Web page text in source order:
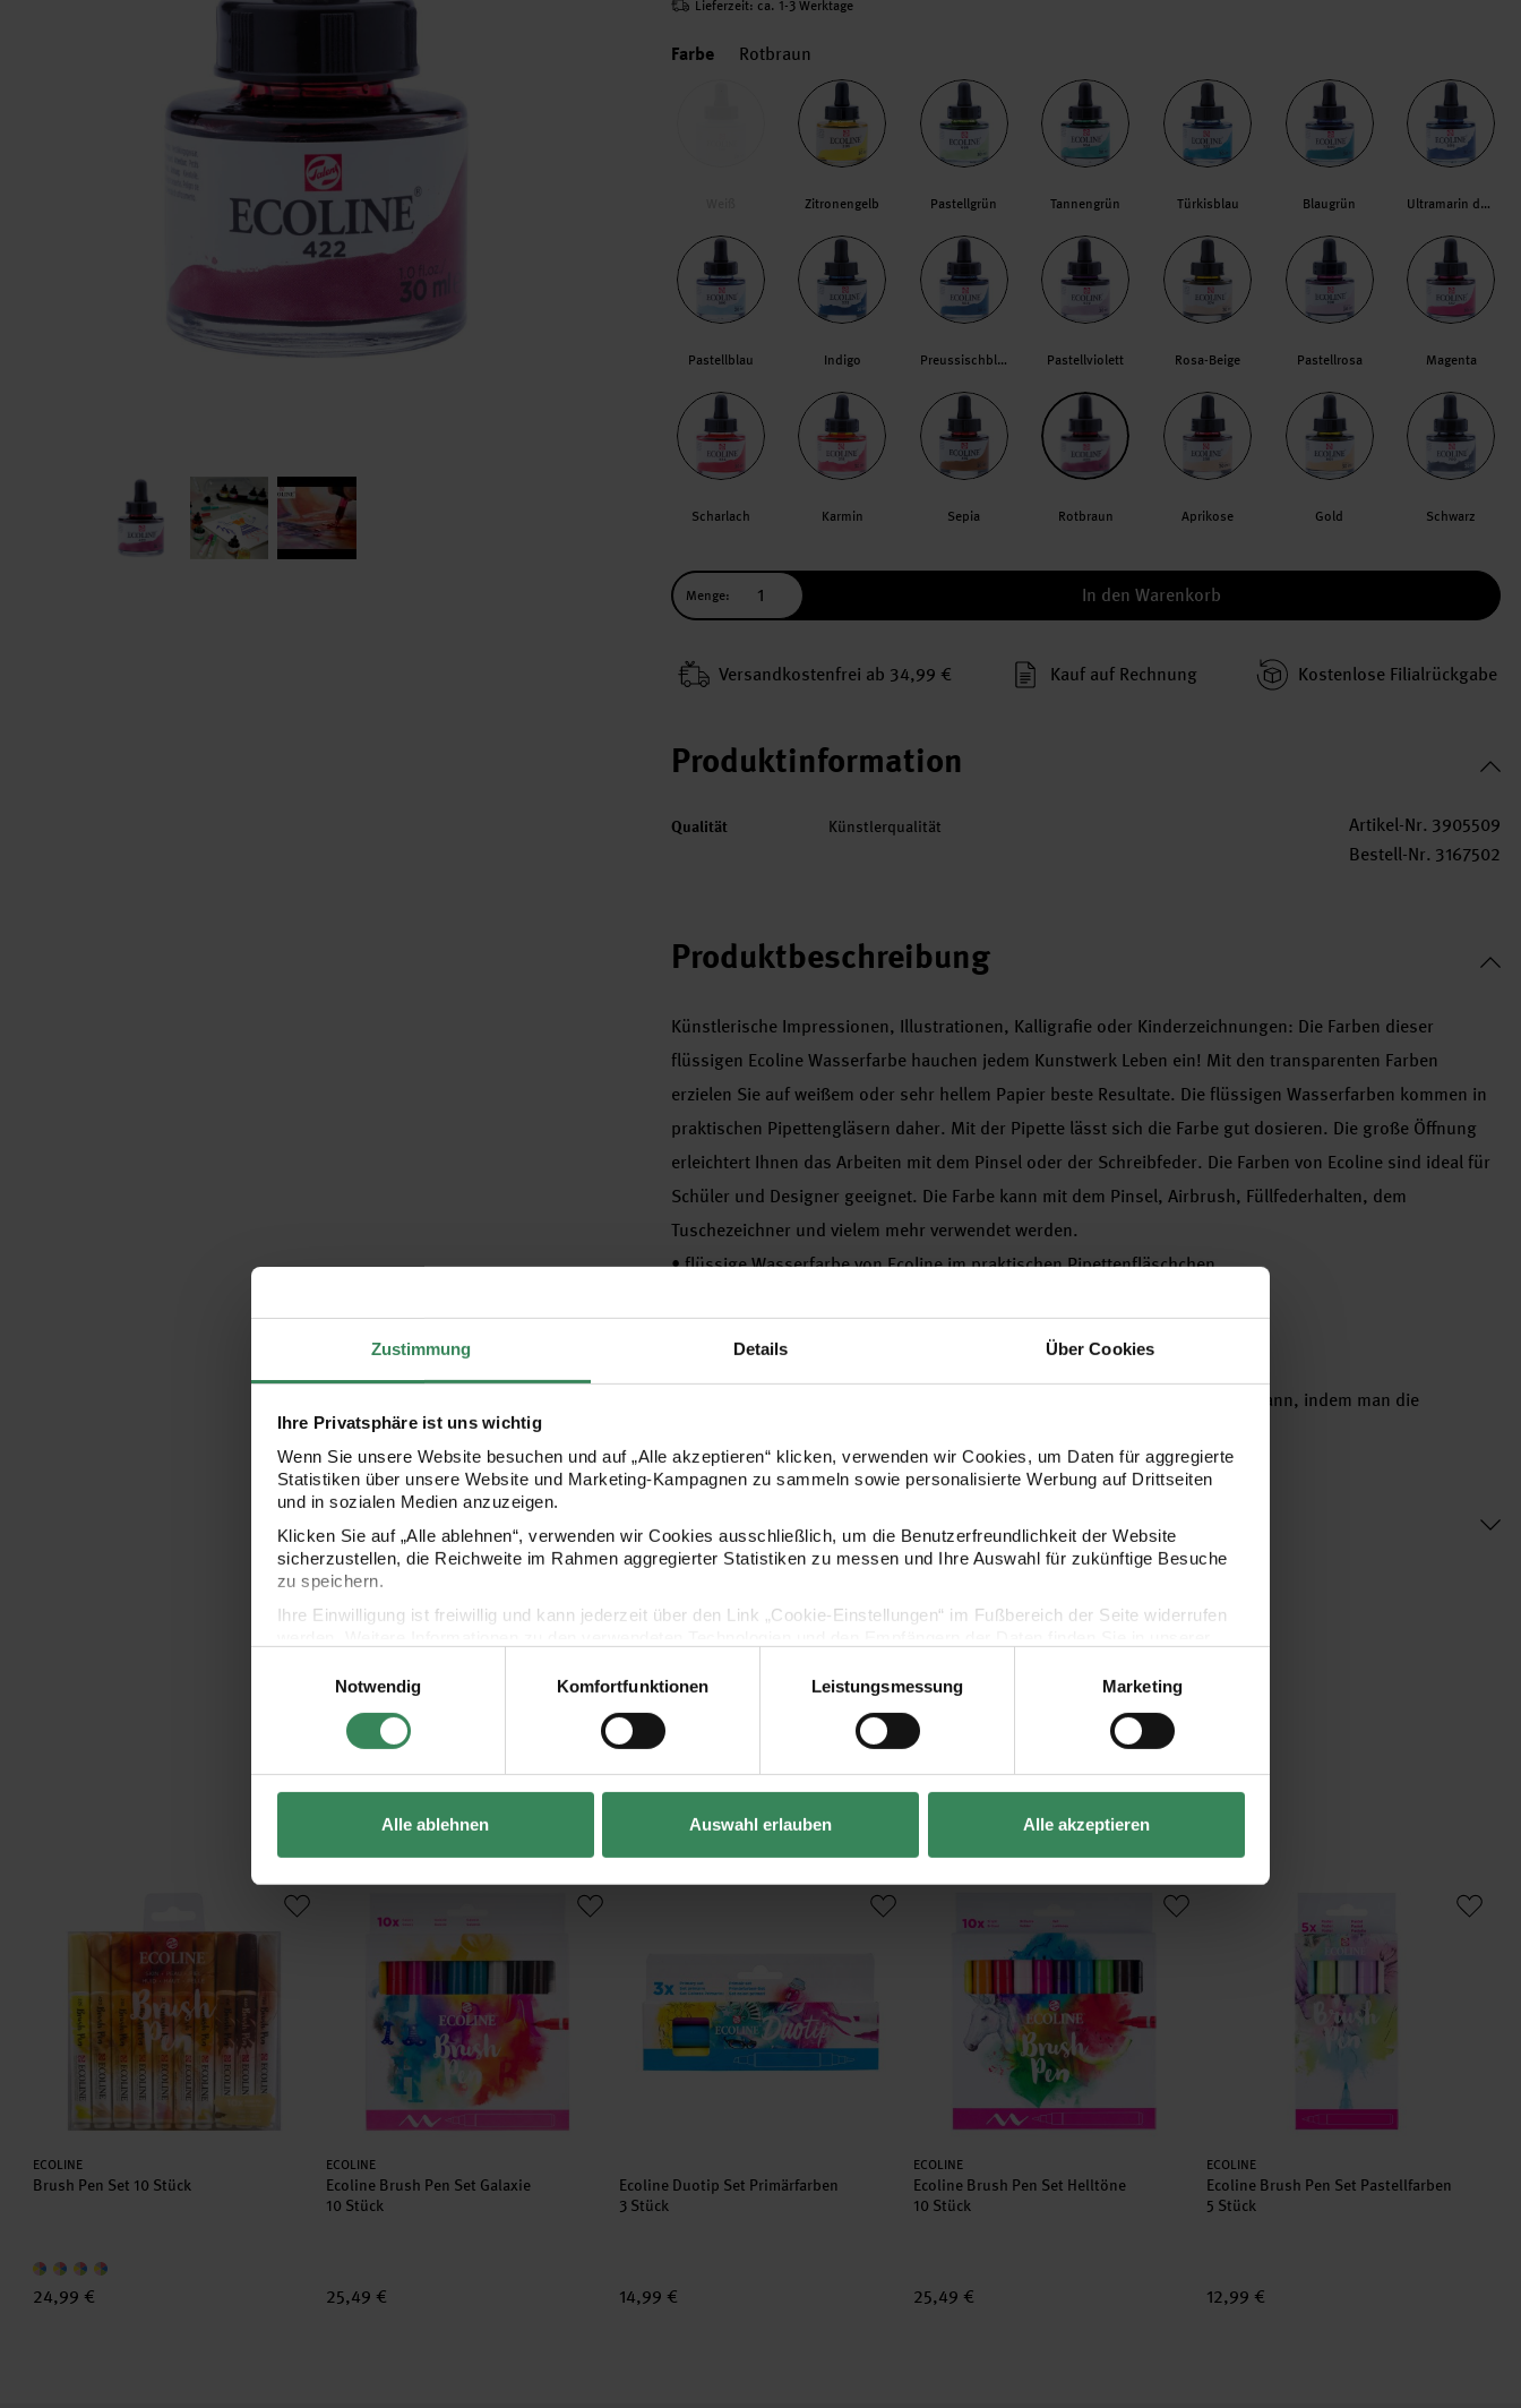
Zustimmung Details Über Cookies
Ihre Privatsphäre ist uns wichtig
Wenn Sie unsere Website besuchen und auf „Alle akzeptieren“ klicken, verwenden wir Cookies, um Daten für aggregierte
Statistiken über unsere Website und Marketing-Kampagnen zu sammeln sowie personalisierte Werbung auf Drittseiten
und in sozialen Medien anzuzeigen.
Klicken Sie auf „Alle ablehnen“, verwenden wir Cookies ausschließlich, um die Benutzerfreundlichkeit der Website
sicherzustellen, die Reichweite im Rahmen aggregierter Statistiken zu messen und Ihre Auswahl für zukünftige Besuche
zu speichern.
Ihre Einwilligung ist freiwillig und kann jederzeit über den Link „Cookie-Einstellungen“ im Fußbereich der Seite widerrufen
Impressum
Datenschutz Vertrag widerrufen
Notwendig
Komfortfunktionen Leistungsmessung Marketing
Alle ablehnen Auswahl erlauben Alle akzeptieren
Lieferzeit: ca. 1-3 Werktage
Farbe Rotbraun
Zitronengelb Pastellgrün Tannengrün Türkisblau Blaugrün Ultramarin dunkel
Pastellblau Indigo Preussischblau Pastellviolett Rosa-Beige Pastellrosa Magenta
Scharlach Karmin Sepia Rotbraun Aprikose Gold Schwarz
Menge: In den Warenkorb
Versand­kosten­frei ab 34,99 € Kauf auf Rechnung Kosten­lose Filial­rückgabe
Produktinformation
Qualität Künstlerqualität Artikel-Nr. 3905509
Bestell-Nr. 3167502
Produktbeschreibung
Künstlerische Impressionen, Illustrationen, Kalligrafie oder Kinderzeichnungen: Die Farben dieser
flüssigen Ecoline Wasserfarbe hauchen jedem Kunstwerk Leben ein! Mit den transparenten Farben
erzielen Sie auf weißem oder sehr hellem Papier beste Resultate. Die flüssigen Wasserfarben kommen in
praktischen Pipettengläsern daher. Mit der Pipette lässt sich die Farbe gut dosieren. Die große Öffnung
erleichtert Ihnen das Arbeiten mit dem Pinsel oder der Schreibfeder. Die Farben von Ecoline sind ideal für
Schüler und Designer geeignet. Die Farbe kann mit dem Pinsel, Airbrush, Füllfederhalten, dem
Tuschezeichner und vielem mehr verwendet werden.
•flüssige Wasserfarbe von Ecoline im praktischen Pipettenfläschchen
trocknet nicht wasserfest, sodass die Arbeit jederzeit fortgesetzt werden kann, indem man die
Kaufempfehlung
Hersteller:
ECOLINE
Brush Pen Set 10 Stück
24,99 €
Ecoline Brush Pen Set Galaxie
Hersteller:
ECOLINE
Ecoline Brush Pen Set Galaxie
10 Stück
25,49 €
Ecoline Duotip Set Primärfarben
Ecoline Duotip Set Primärfarben
3 Stück
14,99 €
Ecoline Brush Pen Set Helltöne
Hersteller:
ECOLINE
Ecoline Brush Pen Set Helltöne
10 Stück
25,49 €
Ecoline Brush Pen Set Pastellfarben
Hersteller:
ECOLINE
Ecoline Brush Pen Set Pastellfarben
5 Stück
12,99 €